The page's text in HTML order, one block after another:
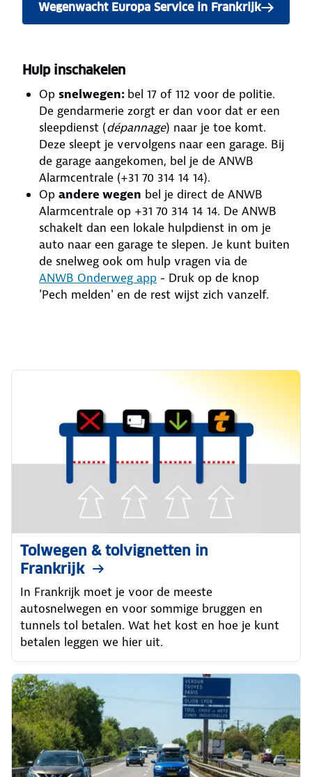
Wegenwacht Europa Service in Frankrijk
Hulp inschakelen
Op snelwegen: bel 17 of 112 voor de politie.
De gendarmerie zorgt er dan voor dat er een
sleepdienst (dépannage) naar je toe komt.
Deze sleept je vervolgens naar een garage. Bij
de garage aangekomen, bel je de ANWB
Alarmcentrale (+31 70 314 14 14).
Op andere wegen bel je direct de ANWB
Alarmcentrale op +31 70 314 14 14. De ANWB
schakelt dan een lokale hulpdienst in om je
auto naar een garage te slepen. Je kunt buiten
de snelweg ook om hulp vragen via de
ANWB Onderweg app - Druk op de knop
'Pech melden' en de rest wijst zich vanzelf.
Tolwegen & tolvignetten in
Frankrijk
In Frankrijk moet je voor de meeste
autosnelwegen en voor sommige bruggen en
tunnels tol betalen. Wat het kost en hoe je kunt
betalen leggen we hier uit.